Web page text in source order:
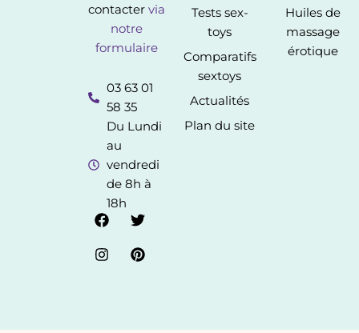
contactervia
notre
formulaire
03 63 01
58 35
Du Lundi
au
vendredi
de 8h à
18h
F
c
e
T
i
t
I
s
t
P
n
t
Tests sex-
toys
Comparatifs
sextoys
Actualités
Plan du site
Huiles de
massage
érotique